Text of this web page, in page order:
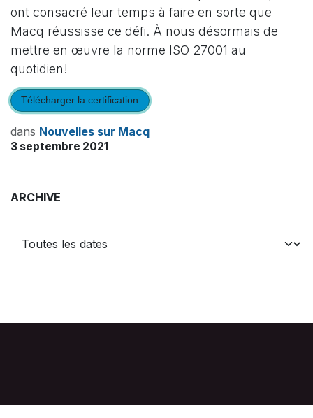
ont consacré leur temps à faire en sorte que
Macq réussisse ce défi. À nous désormais de
mettre en œuvre la norme ISO 27001 au
quotidien!
Télécharger la certification
dans Nouvelles sur Macq
3 septembre 2021
ARCHIVE